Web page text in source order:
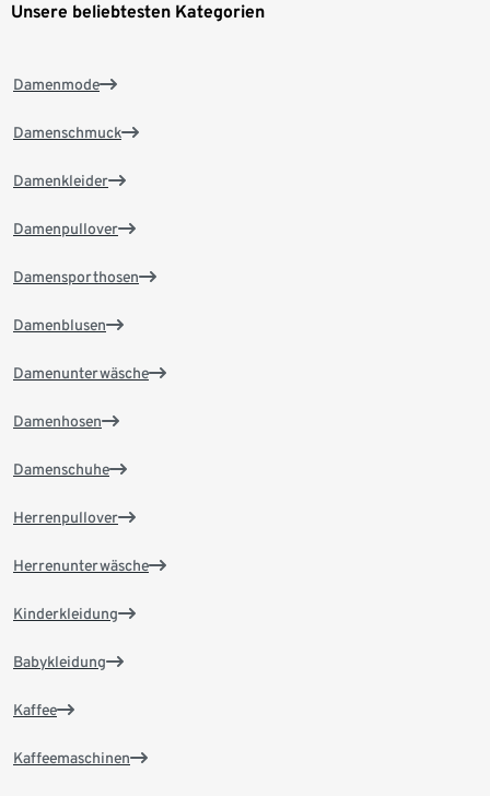
Unsere beliebtesten Kategorien
Damenmode
Damenschmuck
Damenkleider
Damenpullover
Damensporthosen
Damenblusen
Damenunterwäsche
Damenhosen
Damenschuhe
Herrenpullover
Herrenunterwäsche
Kinderkleidung
Babykleidung
Kaffee
Kaffeemaschinen